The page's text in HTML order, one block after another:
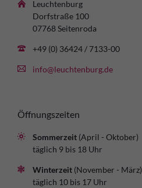
Leuchtenburg
Dorfstraße 100
07768 Seitenroda
+49 (0) 36424 / 7133-00
info@leuchtenburg.de
Öffnungszeiten
Sommerzeit (April - Oktober)
täglich 9 bis 18 Uhr
Winterzeit (November - März)
täglich 10 bis 17 Uhr